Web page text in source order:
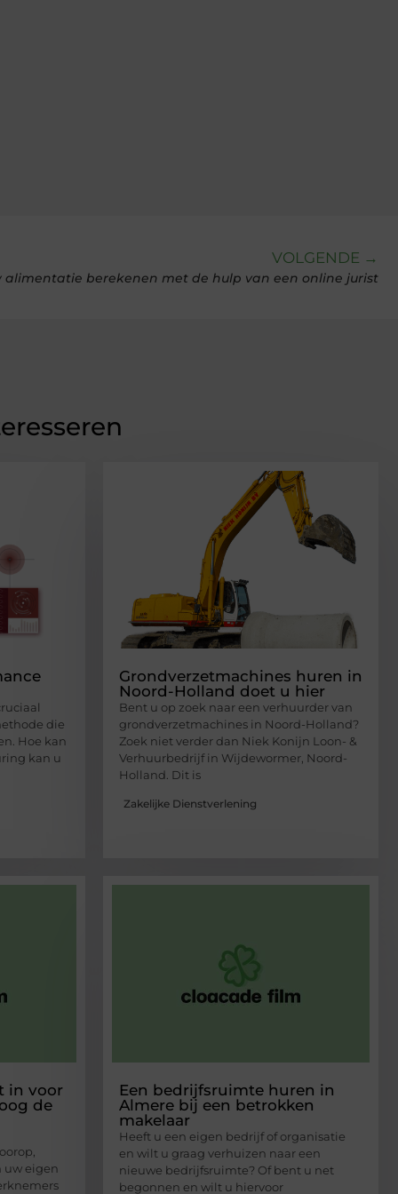
VOLGENDE →
alimentatie berekenen met de hulp van een online jurist
die
Hoe kan
kan u
Grondverzetmachines huren in
Noord-Holland doet u hier
Bent u op zoek naar een verhuurder van
grondverzetmachines in Noord-Holland?
Zoek niet verder dan Niek Konijn Loon- &
Verhuurbedrijf in Wijdewormer, Noord-
Holland. Dit is
Zakelijke Dienstverlening
in voor
de
uw eigen
Een bedrijfsruimte huren in
Almere bij een betrokken
makelaar
Heeft u een eigen bedrijf of organisatie
en wilt u graag verhuizen naar een
nieuwe bedrijfsruimte? Of bent u net
begonnen en wilt u hiervoor